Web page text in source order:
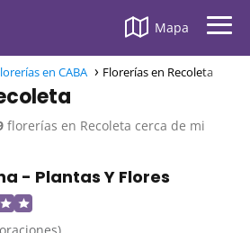
Mapa
en CABA Florerías en Recoleta
florerías en Recoleta cerca de mi
- Plantas Y Flores